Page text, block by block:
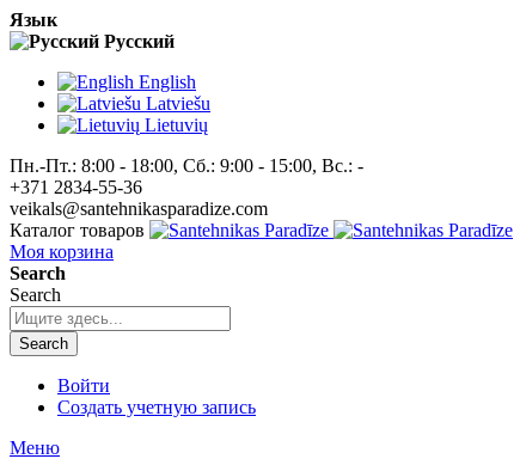
Язык
Pусский
English
Latviešu
Lietuvių
Пн.-Пт.: 8:00 - 18:00, Сб.: 9:00 - 15:00, Вс.: -
+371 2834-55-36
veikals@santehnikasparadize.com
Каталог товаров
Моя корзина
Search
Search
Search
Войти
Создать учетную запись
Меню